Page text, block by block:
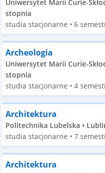
Uniwersytet Marii Curie-
stopnia
studia stacjonarne • 6
Archeologia
Uniwersytet Marii Curie-
stopnia
studia stacjonarne • 4
Architektura
Politechnika Lubelska •
studia stacjonarne • 7
Architektura